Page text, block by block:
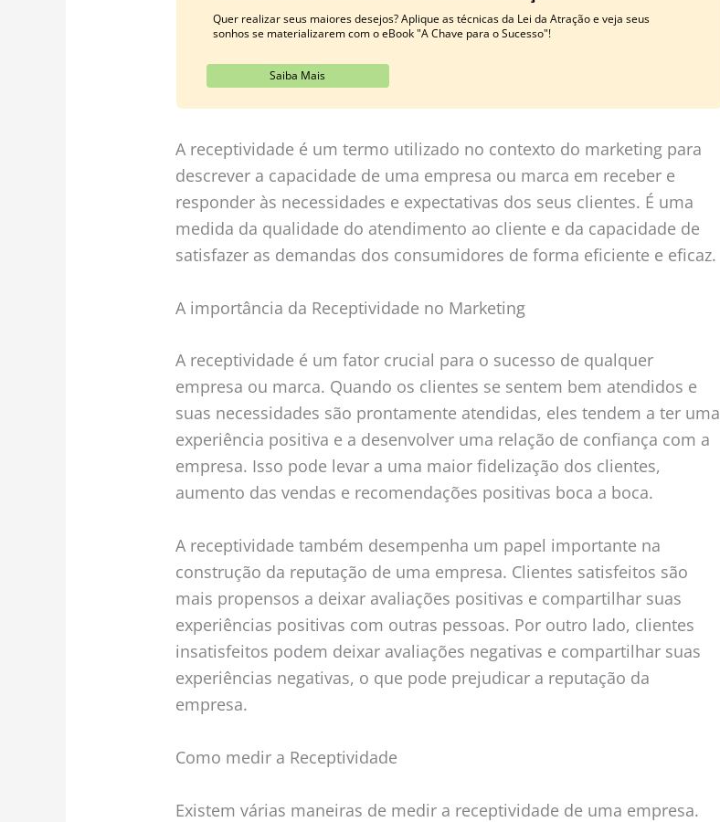
Quer realizar seus maiores desejos? Aplique as técnicas da Lei da Atração e veja seus
sonhos se materializarem com o eBook "A Chave para o Sucesso"!
Saiba Mais
A receptividade é um termo utilizado no contexto do marketing para
descrever a capacidade de uma empresa ou marca em receber e
responder às necessidades e expectativas dos seus clientes. É uma
medida da qualidade do atendimento ao cliente e da capacidade de
satisfazer as demandas dos consumidores de forma eficiente e eficaz.
A importância da Receptividade no Marketing
A receptividade é um fator crucial para o sucesso de qualquer
empresa ou marca. Quando os clientes se sentem bem atendidos e
suas necessidades são prontamente atendidas, eles tendem a ter uma
experiência positiva e a desenvolver uma relação de confiança com a
empresa. Isso pode levar a uma maior fidelização dos clientes,
aumento das vendas e recomendações positivas boca a boca.
A receptividade também desempenha um papel importante na
construção da reputação de uma empresa. Clientes satisfeitos são
mais propensos a deixar avaliações positivas e compartilhar suas
experiências positivas com outras pessoas. Por outro lado, clientes
insatisfeitos podem deixar avaliações negativas e compartilhar suas
experiências negativas, o que pode prejudicar a reputação da
empresa.
Como medir a Receptividade
Existem várias maneiras de medir a receptividade de uma empresa.